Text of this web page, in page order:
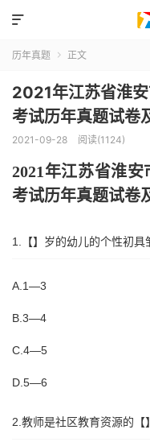

历年真题  正文
2021年江苏省淮
考试历年真题试卷
2021-09-28 阅读(1124)
2021 年江苏省淮安
考试历年真题试卷
1.【】岁的幼儿的个性初具
A.1—3
B.3—4
C.4—5
D.5—6
2.教师是社区教育资源的【】